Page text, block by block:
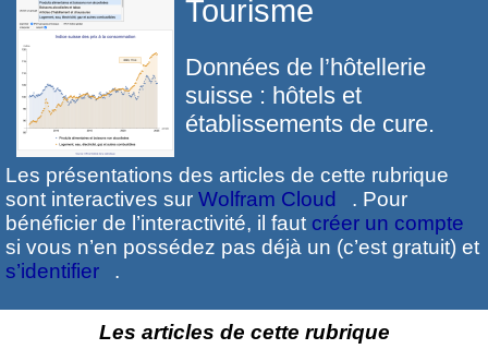
Tourisme
Données de l’hôtellerie
suisse : hôtels et
établissements de cure.
Les présentations des articles de cette rubrique
sont interactives sur Wolfram Cloud
. Pour
bénéficier de l’interactivité, il faut créer un compte
si vous n’en possédez pas déjà un (c’est gratuit) et
s’identifier
.
Les articles de cette rubrique